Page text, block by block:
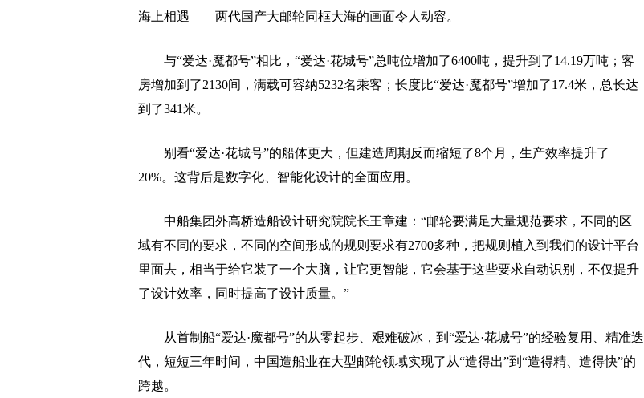
海上相遇——两代国产大邮轮同框大海的画面令人动容。
与“爱达·魔都号”相比，“爱达·花城号”总吨位增加了6400吨，提升到了14.19万吨；客
房增加到了2130间，满载可容纳5232名乘客；长度比“爱达·魔都号”增加了17.4米，总长达
到了341米。
别看“爱达·花城号”的船体更大，但建造周期反而缩短了8个月，生产效率提升了
20%。这背后是数字化、智能化设计的全面应用。
中船集团外高桥造船设计研究院院长王章建：“邮轮要满足大量规范要求，不同的区
域有不同的要求，不同的空间形成的规则要求有2700多种，把规则植入到我们的设计平台
里面去，相当于给它装了一个大脑，让它更智能，它会基于这些要求自动识别，不仅提升
了设计效率，同时提高了设计质量。”
从首制船“爱达·魔都号”的从零起步、艰难破冰，到“爱达·花城号”的经验复用、精准迭
代，短短三年时间，中国造船业在大型邮轮领域实现了从“造得出”到“造得精、造得快”的
跨越。